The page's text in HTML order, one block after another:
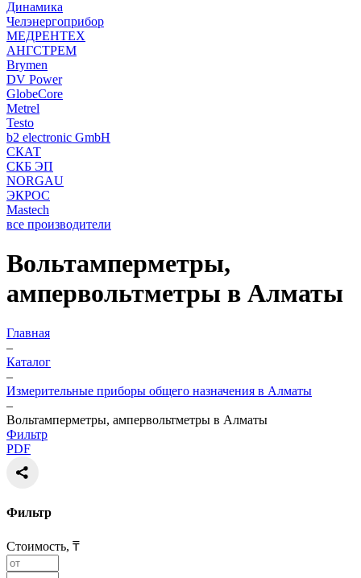
Динамика
Челэнергоприбор
МЕДРЕНТЕХ
АНГСТРЕМ
Brymen
DV Power
GlobeCore
Metrel
Testo
b2 electronic GmbH
СКАТ
СКБ ЭП
NORGAU
ЭКРОС
Mastech
все производители
Вольтамперметры,
ампервольтметры в Алматы
Главная
–
Каталог
–
Измерительные приборы общего назначения в Алматы
–
Вольтамперметры, ампервольтметры в Алматы
Фильтр
PDF
Фильтр
Стоимость, ₸